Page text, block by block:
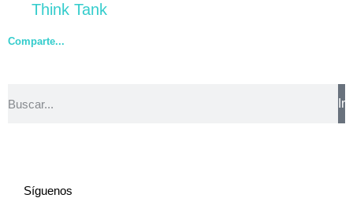
Think Tank
Comparte...
Ir
Síguenos